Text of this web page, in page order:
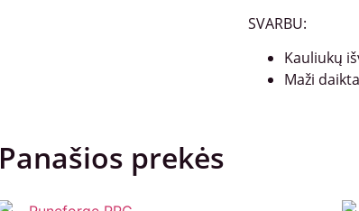
SVARBU:
Kauliukų
Maži
Panašios prekės